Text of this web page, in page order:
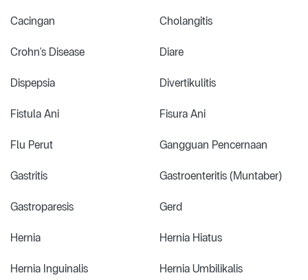
Cacingan Cholangitis
Crohn's Disease Diare
Dispepsia Divertikulitis
Fistula Ani Fisura Ani
Flu Perut Gangguan Pencernaan
Gastritis Gastroenteritis (Muntaber)
Gastroparesis Gerd
Hernia Hernia Hiatus
Hernia Inguinalis Hernia Umbilikalis